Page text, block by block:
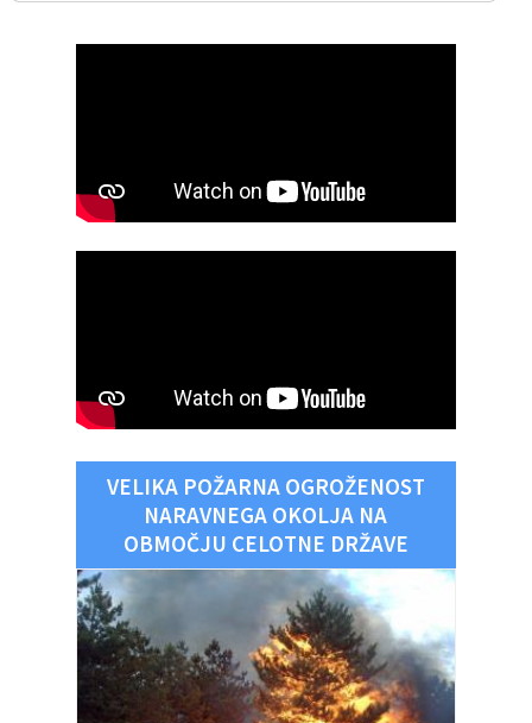
VELIKA POŽARNA OGROŽENOST
NARAVNEGA OKOLJA NA
OBMOČJU CELOTNE DRŽAVE